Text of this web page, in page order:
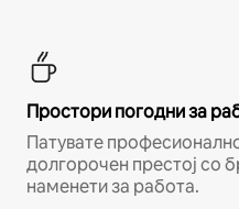
Простори погодни за
Патувате
долгорочен престој со
наменети за работа.